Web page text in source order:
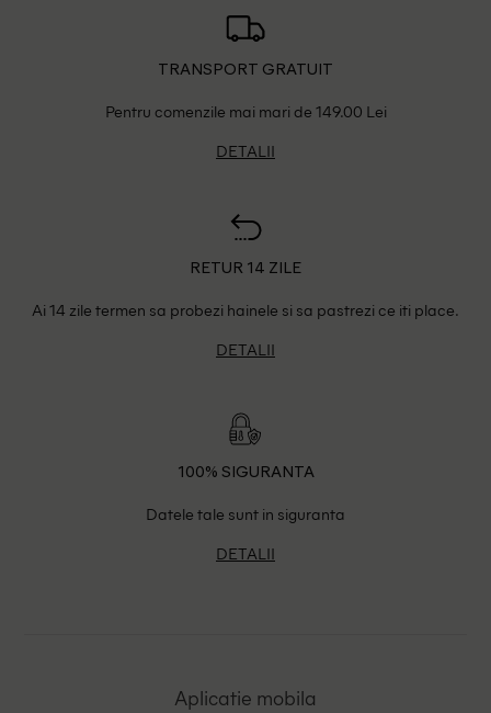
TRANSPORT GRATUIT
Pentru comenzile mai mari de 149.00 Lei
DETALII
RETUR 14 ZILE
Ai 14 zile termen sa probezi hainele si sa pastrezi ce iti place.
DETALII
100% SIGURANTA
Datele tale sunt in siguranta
DETALII
Aplicatie mobila